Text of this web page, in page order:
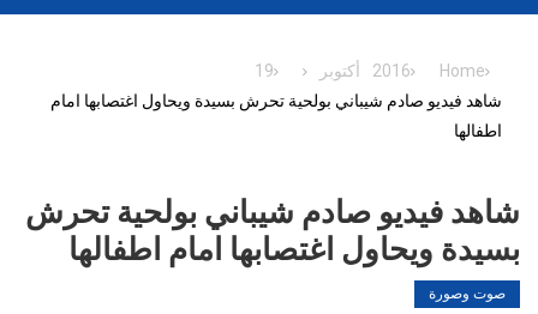
Home
2016 أكتوبر
19
شاهد فيديو صادم شيباني بولحية تحرش بسيدة ويحاول اغتصابها امام
اطفالها
شاهد فيديو صادم شيباني بولحية تحرش
بسيدة ويحاول اغتصابها امام اطفالها
صوت وصورة